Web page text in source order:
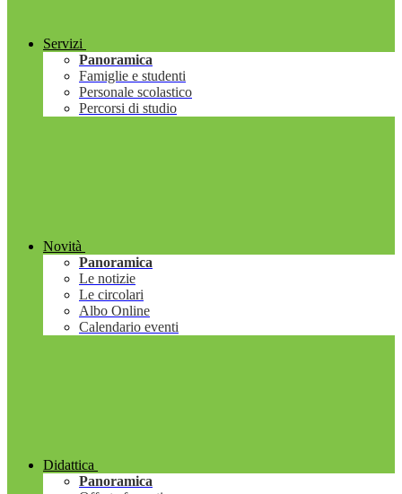
Servizi
Panoramica
Famiglie e studenti
Personale scolastico
Percorsi di studio
Novità
Panoramica
Le notizie
Le circolari
Albo Online
Calendario eventi
Didattica
Panoramica